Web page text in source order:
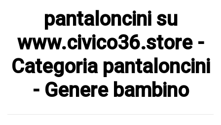
pantaloncini su
www.civico36.store -
Categoria pantaloncini
- Genere bambino